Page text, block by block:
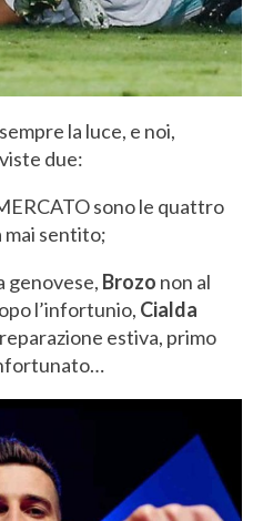
la luce, e noi,
due:
sono le quattro
mai sentito;
genovese, Brozo non al
l’infortunio, Cialda
estiva, primo